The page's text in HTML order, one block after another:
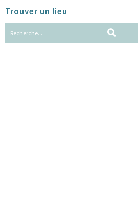
Trouver un lieu